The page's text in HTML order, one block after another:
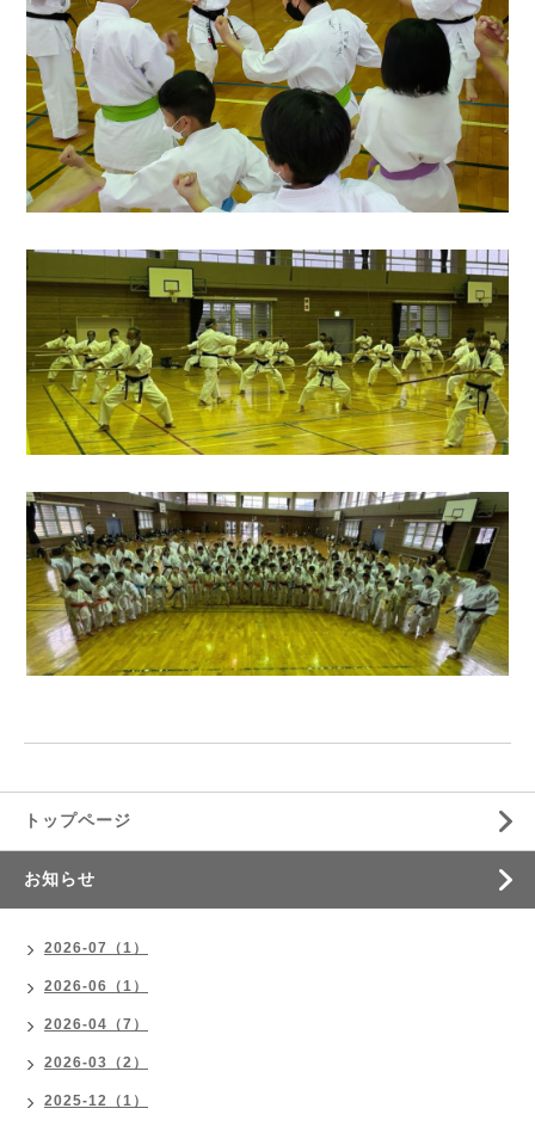
トップページ
お知らせ
2026-07（1）
2026-06（1）
2026-04（7）
2026-03（2）
2025-12（1）